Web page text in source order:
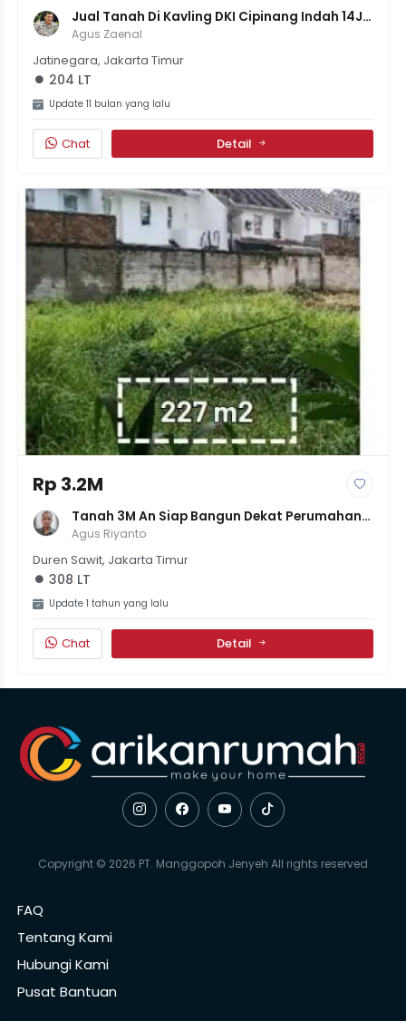
Jual Tanah Di Kavling DKI Cipinang Indah 14Jt
Per Meter Ada 200M-An
Agus Zaenal
Jatinegara, Jakarta Timur
204 LT
Update 11 bulan yang lalu
Chat Detail
Rp 3.2M
Tanah 3M An Siap Bangun Dekat Perumahan
Pulogebang, Jakarta Timur
Agus Riyanto
Duren Sawit, Jakarta Timur
308 LT
Update 1 tahun yang lalu
Chat Detail
Copyright © 2026 PT. Manggopoh Jenyeh All rights reserved
FAQ
Tentang Kami
Hubungi Kami
Pusat Bantuan